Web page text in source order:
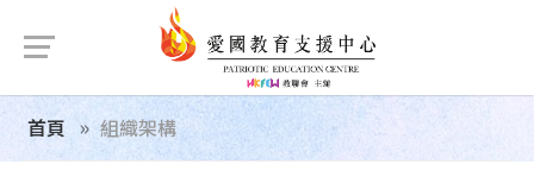
首頁 組織架構